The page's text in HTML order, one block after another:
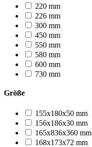
220 mm
226 mm
300 mm
450 mm
550 mm
580 mm
600 mm
730 mm
Größe
155x180x50 mm
156x186x30 mm
165x836x360 mm
168x173x72 mm